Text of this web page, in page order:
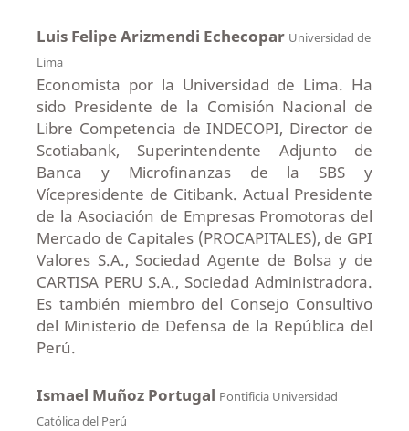
Luis Felipe Arizmendi Echecopar Universidad de
Lima
Economista por la Universidad de Lima. Ha
sido Presidente de la Comisión Nacional de
Libre Competencia de INDECOPI, Director de
Scotiabank, Superintendente Adjunto de
Banca y Microfinanzas de la SBS y
Vícepresidente de Citibank. Actual Presidente
de la Asociación de Empresas Promotoras del
Mercado de Capitales (PROCAPITALES), de GPI
Valores S.A., Sociedad Agente de Bolsa y de
CARTISA PERU S.A., Sociedad Administradora.
Es también miembro del Consejo Consultivo
del Ministerio de Defensa de la República del
Perú.
Ismael Muñoz Portugal Pontificia Universidad
Católica del Perú